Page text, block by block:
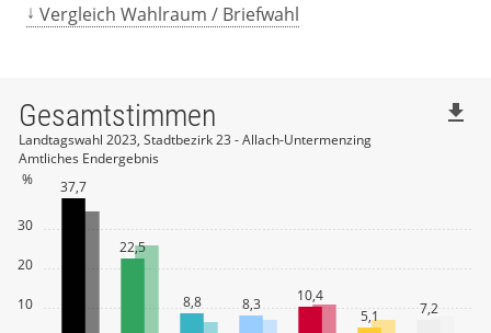
Vergleich Wahlraum / Briefwahl
10
20
30
% 37,7
22,5
8,8 8,3
10,4
5,1
7,2
Gesamtstimmen
Landtagswahl 2023, Stadtbezirk 23 - Allach-Untermenzing
Amtliches Endergebnis
file_download